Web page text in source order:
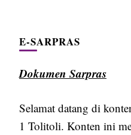
E-SARPRAS
Dokumen Sarpras
Selamat datang di
1 Tolitoli. Konten ini